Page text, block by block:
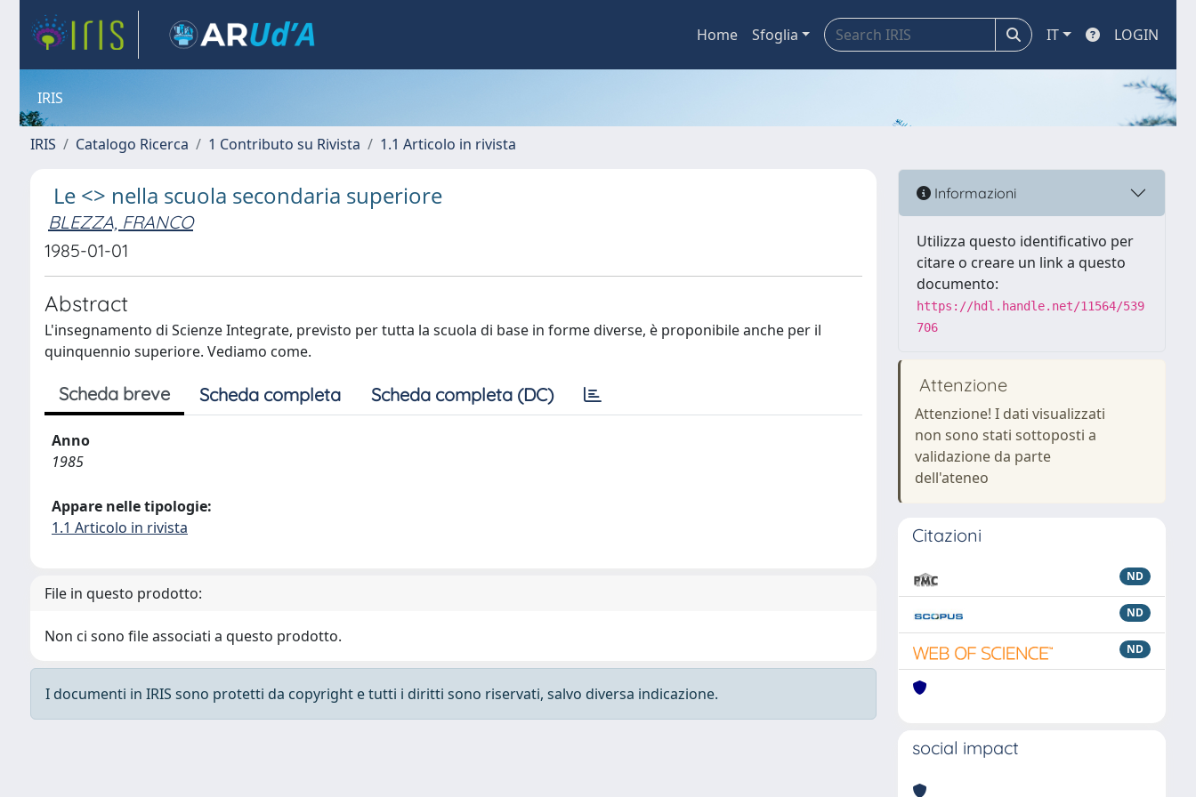
Home Sfoglia IT LOGIN
IRIS
IRIS Catalogo Ricerca 1 Contributo su Rivista 1.1 Articolo in rivista
Le <> nella scuola secondaria superiore
BLEZZA, FRANCO
1985-01-01
Abstract
L'insegnamento di Scienze Integrate, previsto per tutta la scuola di base in forme diverse, è proponibile anche per il
quinquennio superiore. Vediamo come.
Scheda breve Scheda completa Scheda completa (DC)
Anno
1985
Appare nelle tipologie:
1.1 Articolo in rivista
File in questo prodotto:
Non ci sono file associati a questo prodotto.
I documenti in IRIS sono protetti da copyright e tutti i diritti sono riservati, salvo diversa indicazione.
Informazioni
Utilizza questo identificativo per
citare o creare un link a questo
documento:
https://hdl.handle.net/11564/539
706
Attenzione
Attenzione! I dati visualizzati
non sono stati sottoposti a
validazione da parte
dell'ateneo
Citazioni
ND
ND
ND
social impact